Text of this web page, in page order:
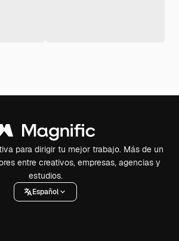
para dirigir tu mejor trabajo. Más de un
entre creativos, empresas, agencias y
estudios.
Español